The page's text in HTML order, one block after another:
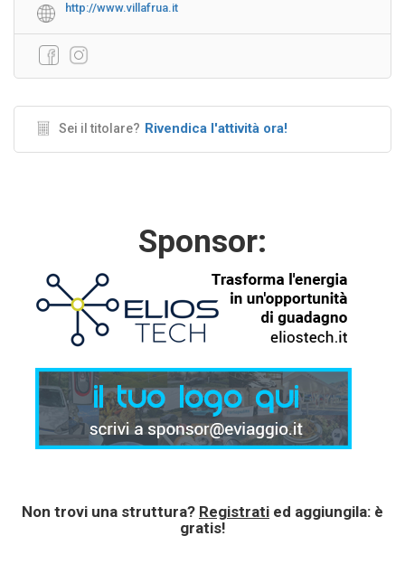
http://www.villafrua.it
Sei il titolare? Rivendica l'attività ora!
Sponsor:
Non trovi una struttura? Registrati ed aggiungila: è
gratis!